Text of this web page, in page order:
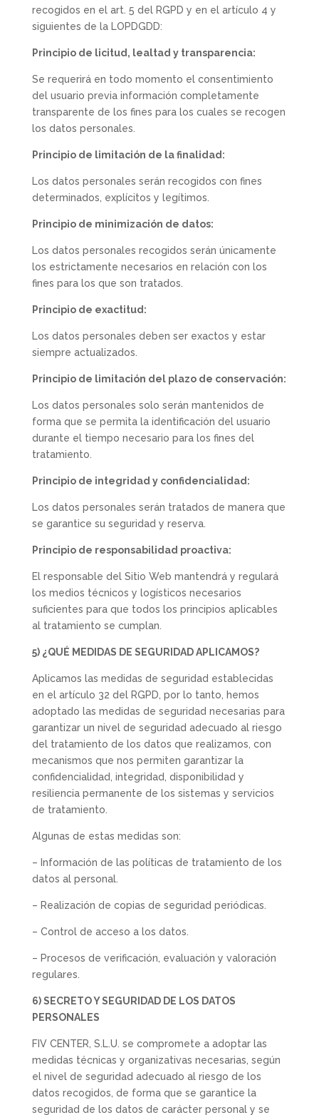
recogidos en el art. 5 del RGPD y en el artículo 4 y
siguientes de la LOPDGDD:
Principio de licitud, lealtad y transparencia:
Se requerirá en todo momento el consentimiento
del usuario previa información completamente
transparente de los fines para los cuales se recogen
los datos personales.
Principio de limitación de la finalidad:
Los datos personales serán recogidos con fines
determinados, explícitos y legítimos.
Principio de minimización de datos:
Los datos personales recogidos serán únicamente
los estrictamente necesarios en relación con los
fines para los que son tratados.
Principio de exactitud:
Los datos personales deben ser exactos y estar
siempre actualizados.
Principio de limitación del plazo de conservación:
Los datos personales solo serán mantenidos de
forma que se permita la identificación del usuario
durante el tiempo necesario para los fines del
tratamiento.
Principio de integridad y confidencialidad:
Los datos personales serán tratados de manera que
se garantice su seguridad y reserva.
Principio de responsabilidad proactiva:
El responsable del Sitio Web mantendrá y regulará
los medios técnicos y logísticos necesarios
suficientes para que todos los principios aplicables
al tratamiento se cumplan.
5) ¿QUÉ MEDIDAS DE SEGURIDAD APLICAMOS?
Aplicamos las medidas de seguridad establecidas
en el artículo 32 del RGPD, por lo tanto, hemos
adoptado las medidas de seguridad necesarias para
garantizar un nivel de seguridad adecuado al riesgo
del tratamiento de los datos que realizamos, con
mecanismos que nos permiten garantizar la
confidencialidad, integridad, disponibilidad y
resiliencia permanente de los sistemas y servicios
de tratamiento.
Algunas de estas medidas son:
– Información de las políticas de tratamiento de los
datos al personal.
– Realización de copias de seguridad periódicas.
– Control de acceso a los datos.
– Procesos de verificación, evaluación y valoración
regulares.
6) SECRETO Y SEGURIDAD DE LOS DATOS
PERSONALES
FIV CENTER, S.L.U. se compromete a adoptar las
medidas técnicas y organizativas necesarias, según
el nivel de seguridad adecuado al riesgo de los
datos recogidos, de forma que se garantice la
seguridad de los datos de carácter personal y se